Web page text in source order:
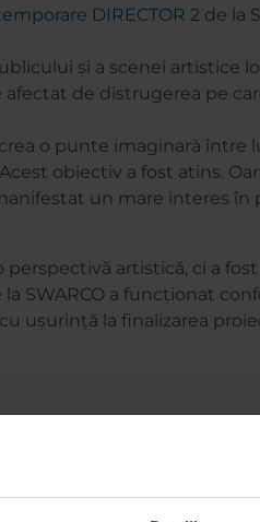
DIRECTOR 2 de la
și a scenei artistice
de distrugerea pe
o punte imaginară între
obiectiv a fost atins.
un mare interes în
artistică, ci a
SWARCO a funcționat
ușurință la finalizarea